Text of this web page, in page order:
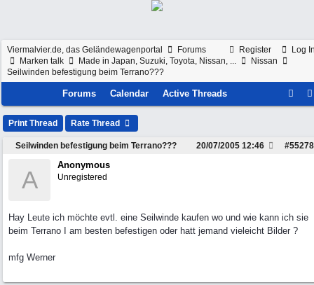
Register Log
Viermalvier.de, das Geländewagenportal
Forums
Marken talk
Made in Japan, Suzuki, Toyota, Nissan, ...
Nissan
Seilwinden befestigung beim Terrano???
Forums Calendar Active Threads
Print Thread Rate Thread
Seilwinden befestigung beim Terrano??? #55278
20/07/2005 12:46
A
Anonymous
Unregistered
Hay Leute ich möchte evtl. eine Seilwinde kaufen wo und wie kann ich sie
beim Terrano I am besten befestigen oder hatt jemand vieleicht Bilder ?
mfg Werner